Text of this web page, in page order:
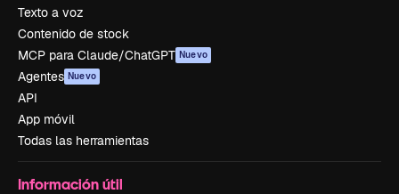
Texto a voz
Contenido de stock
MCP para Claude/ChatGPT Nuevo
Agentes Nuevo
API
App móvil
Todas las herramientas
Información útil